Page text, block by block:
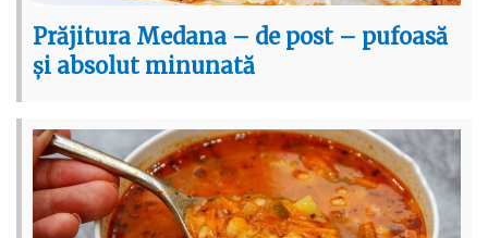
Prăjitura Medana – de post – pufoasă
și absolut minunată